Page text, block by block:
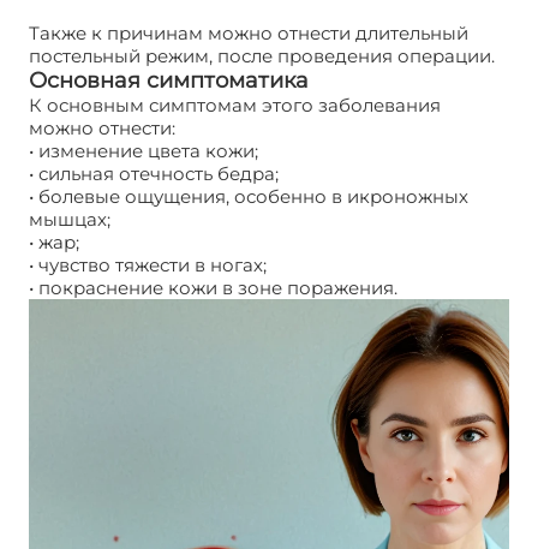
Также к причинам можно отнести длительный
постельный режим, после проведения операции.
Основная симптоматика
К основным симптомам этого заболевания
можно отнести:
• изменение цвета кожи;
• сильная отечность бедра;
• болевые ощущения, особенно в икроножных
мышцах;
• жар;
• чувство тяжести в ногах;
• покраснение кожи в зоне поражения.